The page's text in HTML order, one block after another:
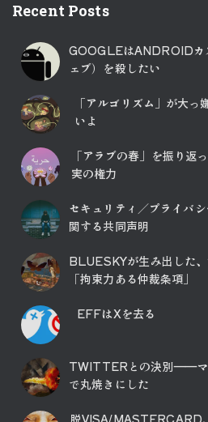
Recent Posts
GOOGLEはANDROIDカ
ェブ）を殺したい
「アルゴリズム」が大
いよ
「アラブの春」を振り
実の権力
セキュリティ／プライバ
関する共同声明
BLUESKYが生み出した
「拘束力ある仲裁条項」
EFFはXを去る
TWITTERとの決別――マ
で丸焼きにした